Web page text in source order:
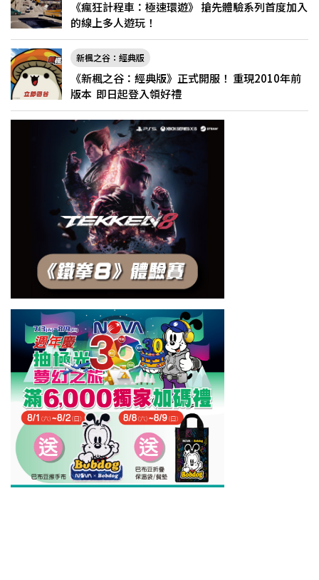
《瘋狂計程車：極速環遊》 搶先體驗系列首度加入
的線上多人遊玩！
新楓之谷：經典版
《新楓之谷：經典版》正式開服！ 重現2010年前
版本 即日起登入領好禮